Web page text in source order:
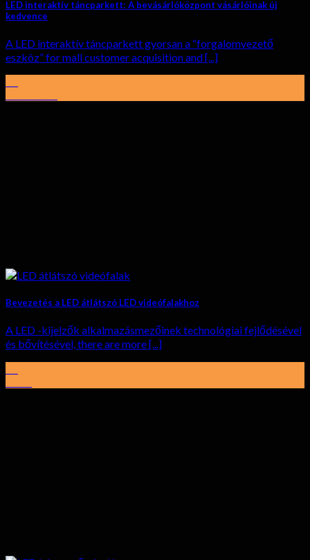
LED interaktív táncparkett: A bevásárlóközpont vásárlóinak új
kedvence
A LED interaktív táncparkett gyorsan a “forgalomvezető
eszköz”for mall customer acquisition and[...]
Bevezetés a LED átlátszó LED videófalakhoz
A LED -kijelzők alkalmazásmezőinek technológiai fejlődésével
és bővítésével,there are more[...]